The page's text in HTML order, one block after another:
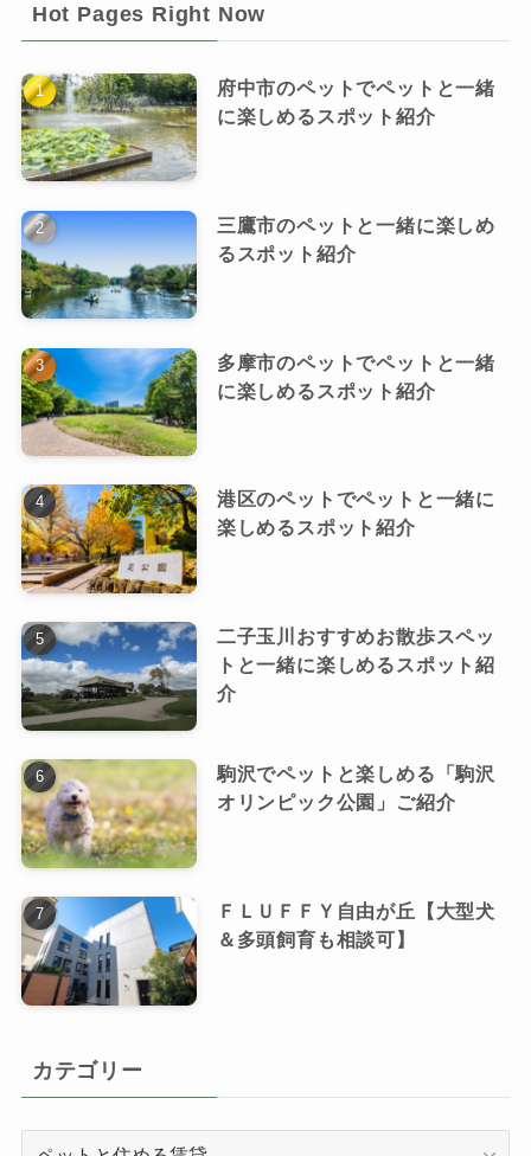
Hot Pages Right Now
府中市のペットでペットと一緒
に楽しめるスポット紹介
三鷹市のペットと一緒に楽しめ
るスポット紹介
多摩市のペットでペットと一緒
に楽しめるスポット紹介
港区のペットでペットと一緒に
楽しめるスポット紹介
二子玉川おすすめお散歩スペッ
トと一緒に楽しめるスポット紹
介
駒沢でペットと楽しめる「駒沢
オリンピック公園」ご紹介
ＦＬＵＦＦＹ自由が丘【大型犬
＆多頭飼育も相談可】
カテゴリー